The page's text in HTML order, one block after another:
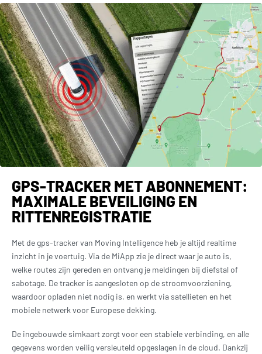
GPS-TRACKER MET ABONNEMENT:
MAXIMALE BEVEILIGING EN
RITTENREGISTRATIE
Met de gps-tracker van Moving Intelligence heb je altijd realtime
inzicht in je voertuig. Via de MiApp zie je direct waar je auto is,
welke routes zijn gereden en ontvang je meldingen bij diefstal of
sabotage. De tracker is aangesloten op de stroomvoorziening,
waardoor opladen niet nodig is, en werkt via satellieten en het
mobiele netwerk voor Europese dekking.
De ingebouwde simkaart zorgt voor een stabiele verbinding, en alle
gegevens worden veilig versleuteld opgeslagen in de cloud. Dankzij